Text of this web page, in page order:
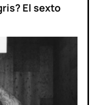
El sexto